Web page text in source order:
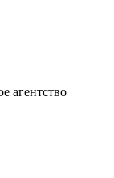
агентство